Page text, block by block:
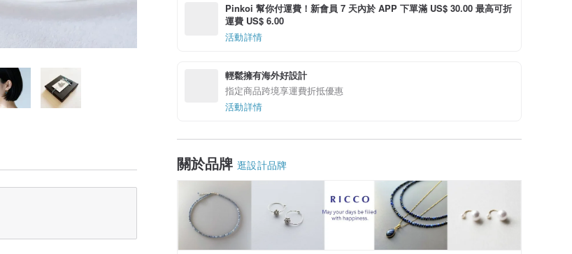
Pinkoi 幫你付運費！新會員 7 天內於 APP 下單滿 US$ 30.00 最高可折
運費 US$ 6.00
活動詳情
輕鬆擁有海外好設計
指定商品跨境享運費折抵優惠
活動詳情
關於品牌 逛設計品牌